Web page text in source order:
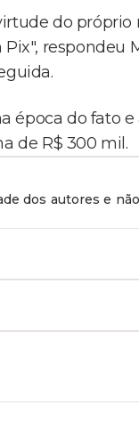
do
respondeu
época do fato
de R$ 300 mil.
dos autores e